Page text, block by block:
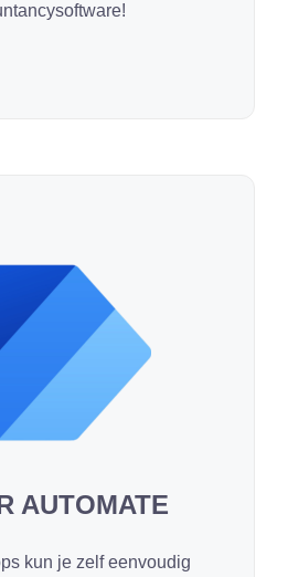
AUTOMATE
kun je zelf eenvoudig